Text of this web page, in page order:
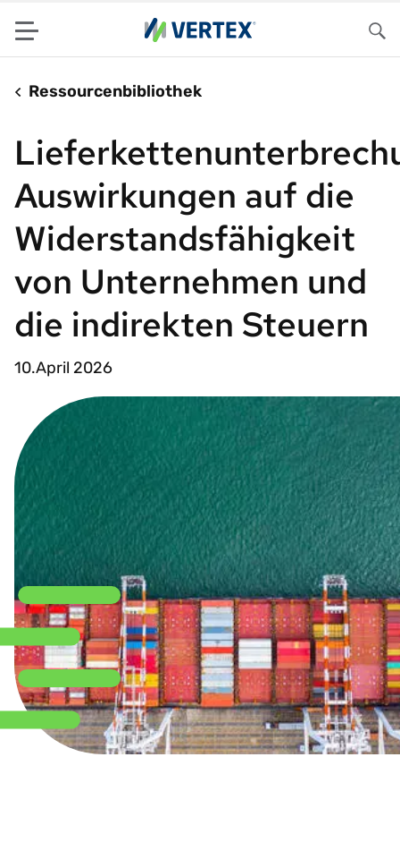
Menu
Ressourcenbibliothek
Auswirkungen auf die
Widerstandsfähigkeit
von Unternehmen und
die indirekten Steuern
10.April 2026